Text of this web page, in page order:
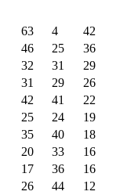
63 4
42
46 25
36
32 31
29
31 29
26
42 41
22
25 24
19
35 40
18
20 33
16
17 36
16
26 44
12